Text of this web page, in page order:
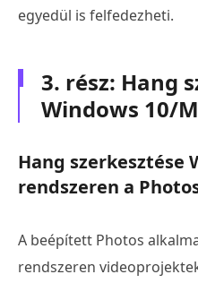
egyedül is felfedezheti.
3. rész: Hang
Windows 10/
Hang szerkesztése
rendszeren a
A beépített Photos
rendszeren